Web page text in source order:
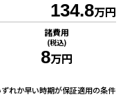
134.8万円
諸費用
(税込)
8万円
れか早い時期が保証適用の条件